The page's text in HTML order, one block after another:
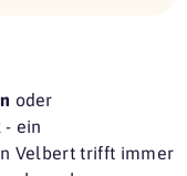
oder
- ein
Velbert trifft immer